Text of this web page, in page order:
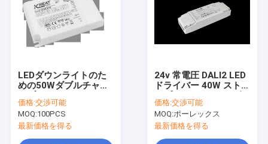
LEDダウンライトのた
めの50Wダブルチャネ
ィミングLEDドライバ
ー
価格:交渉可能
MOQ:100PCS
最新価格を得る
24v 常電圧 DALI2 LED
ドライバー 40W ストラ
温調整
価格:交渉可能
MOQ:ポーレックス
最新価格を得る